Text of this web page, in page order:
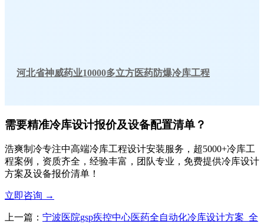
河北省神威药业10000多立方医药防爆冷库工程
需要精准冷库设计报价及设备配置清单？
浩爽制冷专注中高端冷库工程设计安装服务，超5000+冷库工
程案例，资质齐全，经验丰富，团队专业，免费提供冷库设计
方案及设备报价清单！
立即咨询 →
上一篇： 宁波医院gsp疾控中心医药全自动化冷库设计方案_全